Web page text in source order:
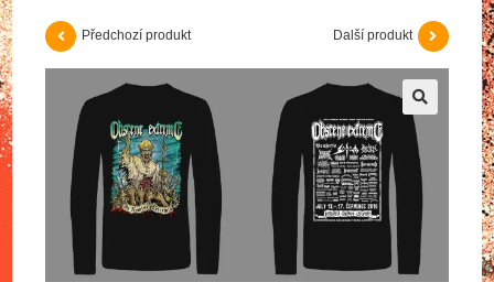
Předchozí produkt Další produkt
🔍